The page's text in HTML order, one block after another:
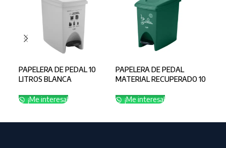
PAPELERA DE PEDAL 10
LITROS BLANCA
¡Me interesa!
PAPELERA DE PEDAL
MATERIAL RECUPERADO 10
¡Me interesa!